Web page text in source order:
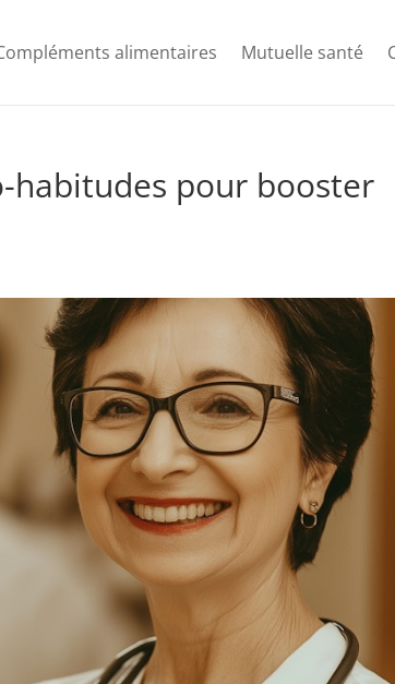
alimentaires Mutuelle santé
habitudes pour booster